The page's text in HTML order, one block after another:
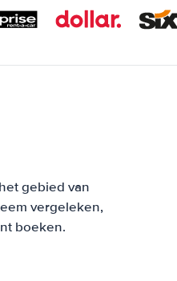
gebied van
vergeleken,
boeken.